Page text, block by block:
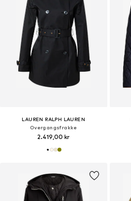
LAUREN RALPH LAUREN
Overgangsfrakke
2.419,00 kr